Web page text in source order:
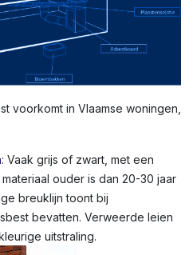
voorkomt in Vlaamse woningen,
: Vaak grijs of zwart, met een
ouder is dan 20-30 jaar
breuklijn toont bij
bevatten. Verweerde leien
uitstraling.